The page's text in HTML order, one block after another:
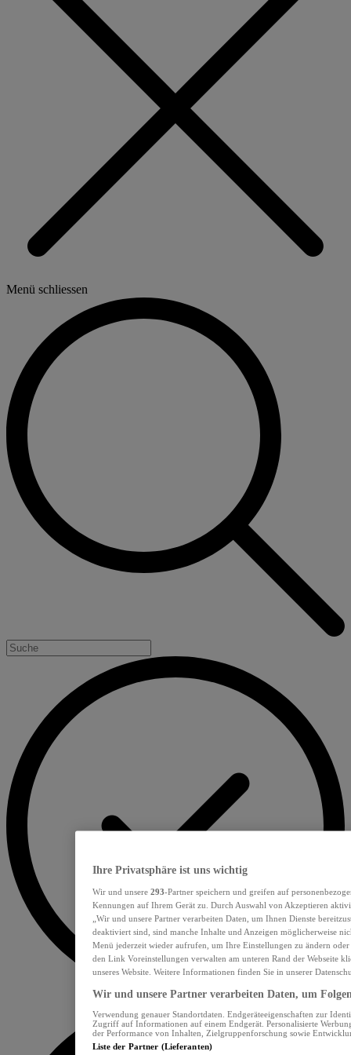
Menü schliessen
Ihre Privatsphäre ist uns wichtig
Wir und unsere 293-Partner speichern und greifen auf
Kennungen auf Ihrem Gerät zu. Durch Auswahl von Akzeptieren
„Wir und unsere Partner verarbeiten Daten, um Ihnen Dienste
deaktiviert sind, sind manche Inhalte und Anzeigen möglicherweise
Menü jederzeit wieder aufrufen, um Ihre Einstellungen zu ändern
den Link Voreinstellungen verwalten am unteren Rand der Webseite
unseres Website. Weitere Informationen finden Sie in unserer
Wir und unsere Partner verarbeiten Daten, um
Verwendung genauer Standortdaten. Endgeräteeigenschaften zur
Zugriff auf Informationen auf einem Endgerät. Personalisierte
der Performance von Inhalten, Zielgruppenforschung sowie
Liste der Partner (Lieferanten)